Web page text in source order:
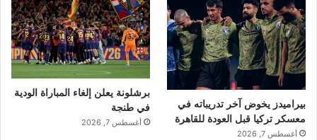
بيراميدز يخوض آخر تدريباته في
معسكر تركيا قبل العودة للقاهرة
أغسطس 7, 2026
برشلونة يعلن إلغاء المباراة الودية
في طنجة
أغسطس 7, 2026